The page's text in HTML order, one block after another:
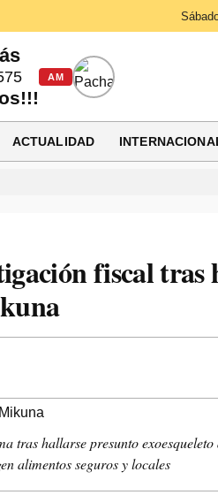
AM
ACTUALIDAD
fiscal tras
tras hallarse presunto
alimentos seguros y locales